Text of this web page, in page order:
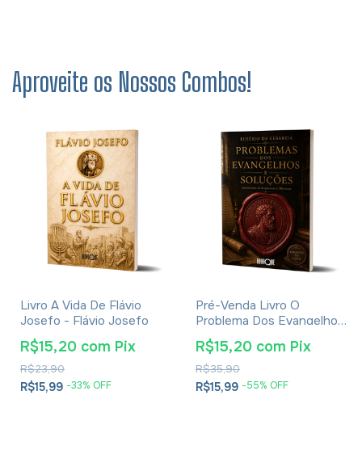
Aproveite os Nossos Combos!
Livro A Vida De Flávio
Josefo - Flávio Josefo
R$15,99 -33% OFF
R$23,90
R$15,20 com Pix
Pré-Venda Livro O
Problema Dos Evangelhos
E Soluções- Eusébio De
Cesareia
R$15,99 -55% OFF
R$35,90
R$15,20 com Pix